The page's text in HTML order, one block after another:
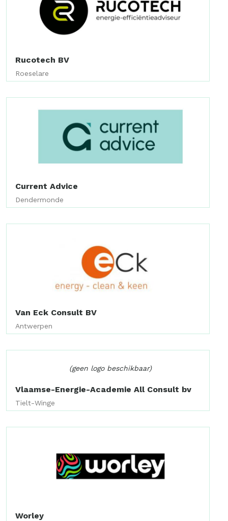
Rucotech BV
Roeselare
Current Advice
Dendermonde
Van Eck Consult BV
Antwerpen
(geen logo beschikbaar)
Vlaamse-Energie-Academie All Consult bv
Tielt-Winge
Worley